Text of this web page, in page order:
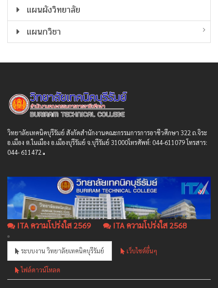
แผนผังวิทยาลัย
แผนกวิชา
วิทยาลัยเทคนิคบุรีรัมย์ สังกัดสํานักงานคณะกรรมการการอาชีวศึกษา 322 ถ.จิระ
อ.เมือง ต.ในเมือง อ.เมืองบุรีรัมย์ จ.บุรีรัมย์ 31000โทรศัพท์: 044-611079 โทรสาร:
044- 611472
ITA ความโปร่งใส 2569 ITA ความโปร่งใส 2568
ระบบงาน วิทยาลัยเทคนิคบุรีรัมย์ เว็บไซต์อื่นๆ
ไฟล์ดาวน์โหลด